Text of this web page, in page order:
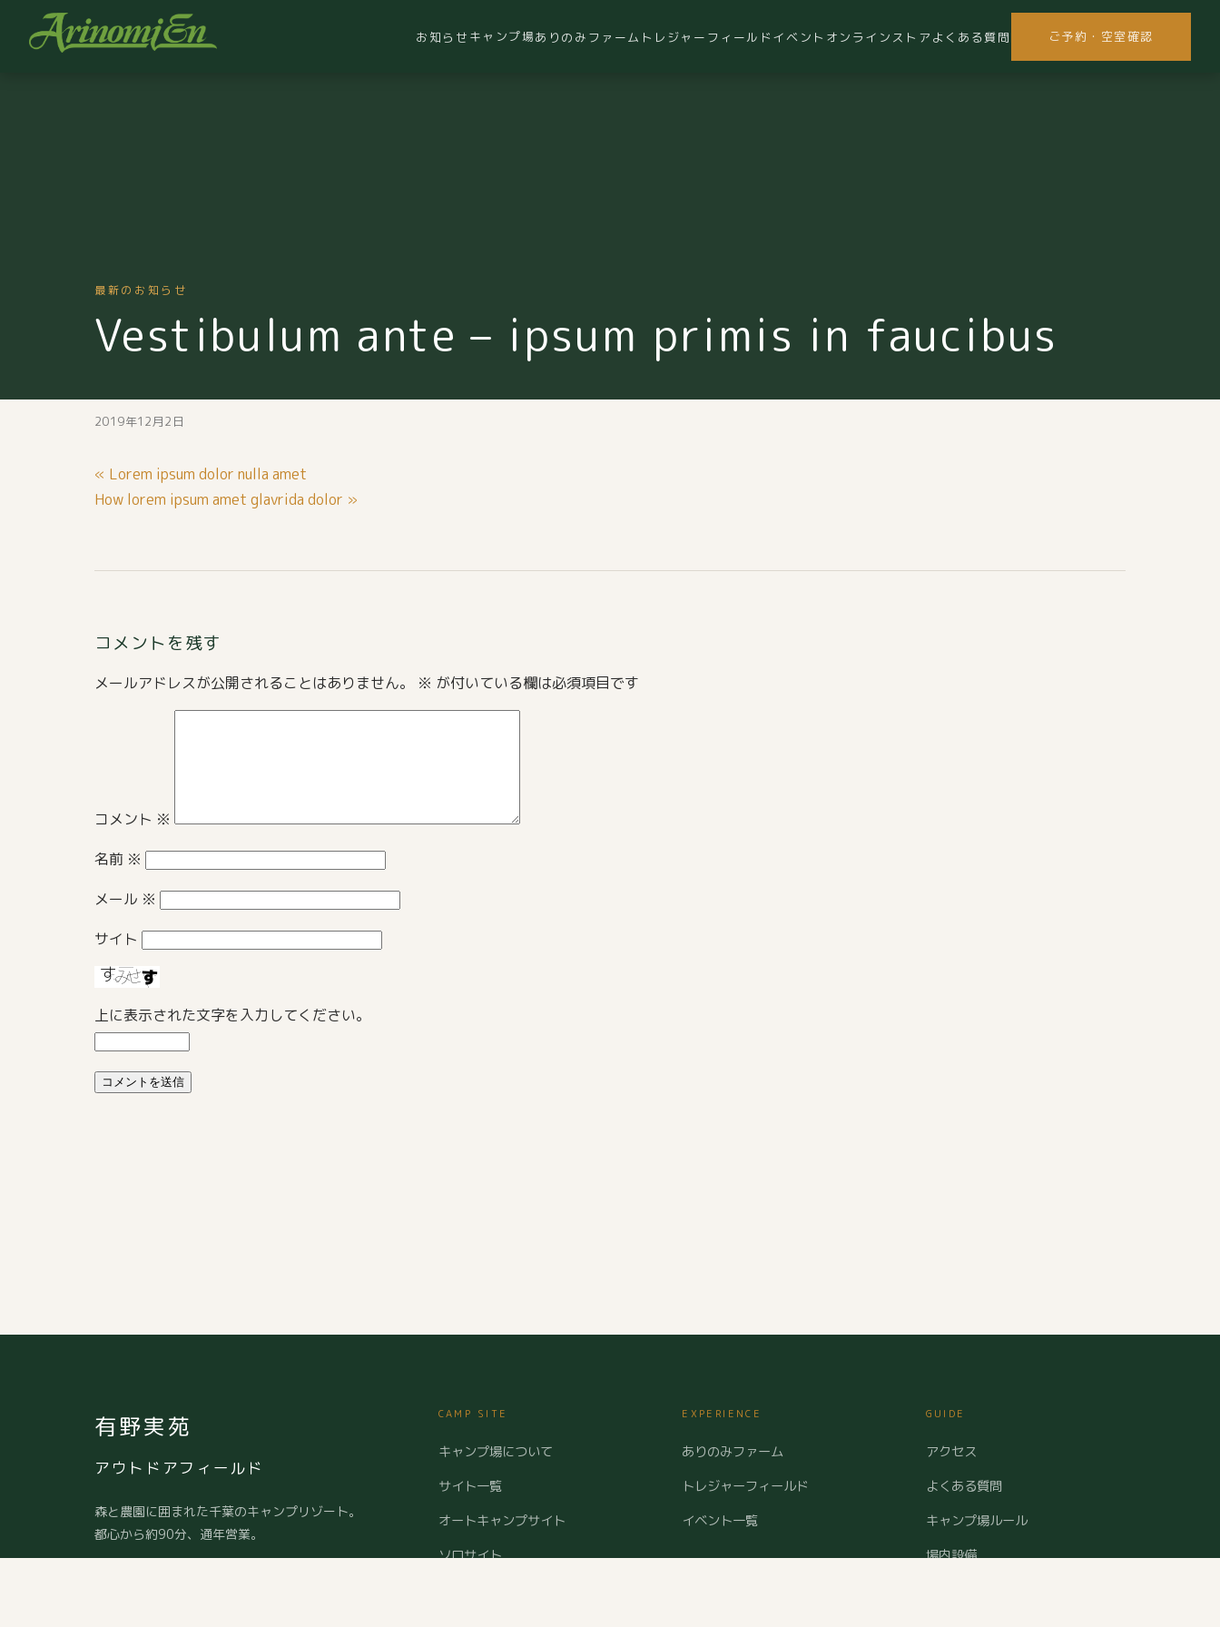
お知らせ キャンプ場ありのみファーム トレジャーフィールド イベント オンラインストア よくある質問 ご予約・空室確認
最新のお知らせ
Vestibulum ante – ipsum primis in faucibus
2019年12月2日
投
稿
シ
ョ
ン
« Lorem ipsum dolor nulla amet
How lorem ipsum amet glavrida dolor »
コメントを残す
メールアドレスが公開されることはありません。 ※ が付いている欄は必須項目です
コメント ※
名前 ※
メール ※
サイト
上に表示された文字を入力してください。
有野実苑
アウトドアフィールド
森と農園に囲まれた千葉のキャンプリゾート。
都心から約90分、通年営業。
CAMP SITE
キャンプ場について
サイト一覧
オートキャンプサイト
ソロサイト
EXPERIENCE
ありのみファーム
トレジャーフィールド
イベント一覧
GUIDE
アクセス
よくある質問
キャンプ場ルール
場内設備